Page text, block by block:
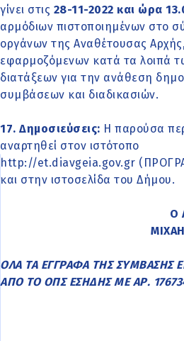
γίνει στις 28-11-2022 και ώρα
αρμόδιων πιστοποιημένων στο
οργάνων της Αναθέτουσας Αρχής,
εφαρμοζόμενων κατά τα λοιπά
διατάξεων για την ανάθεση
συμβάσεων και διαδικασιών.
17. Δημοσιεύσεις: Η παρούσα
αναρτηθεί στον ιστότοπο
http://et.diavgeia.gov.gr
και στην ιστοσελίδα του Δήμου.
Ο
ΟΛΑ ΤΑ ΕΓΓΡΑΦΑ ΤΗΣ ΣΥΜΒΑΣΗΣ
ΑΠΟ ΤΟ ΟΠΣ ΕΣΗΔΗΣ ΜΕ ΑΡ.